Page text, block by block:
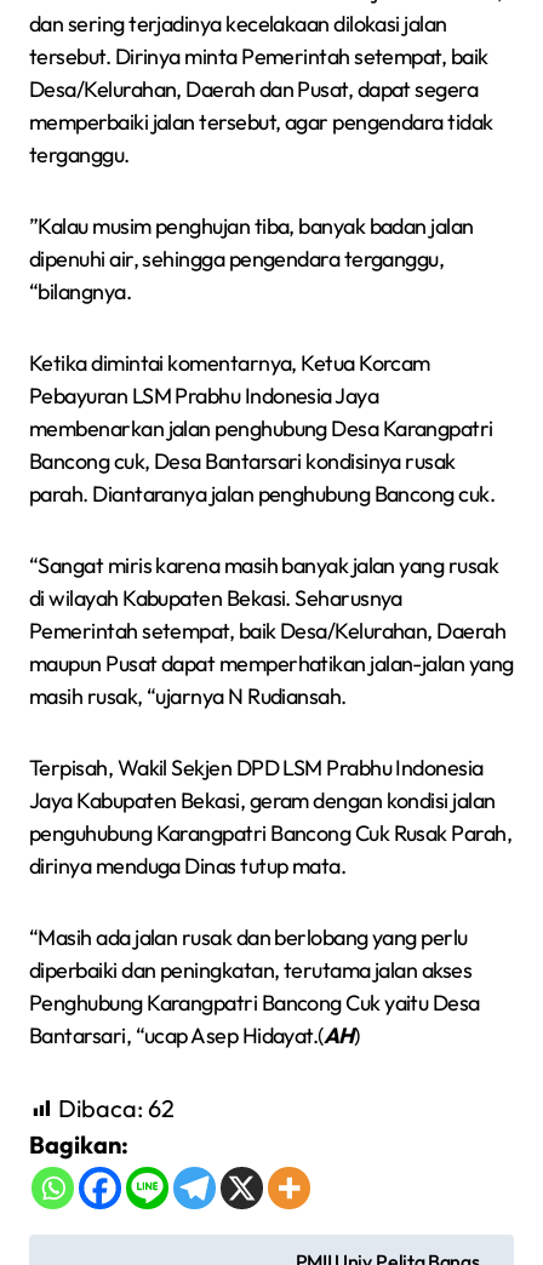
dan sering terjadinya kecelakaan dilokasi jalan
tersebut. Dirinya minta Pemerintah setempat, baik
Desa/Kelurahan, Daerah dan Pusat, dapat segera
memperbaiki jalan tersebut, agar pengendara tidak
terganggu.
”Kalau musim penghujan tiba, banyak badan jalan
dipenuhi air, sehingga pengendara terganggu,
“bilangnya.
Ketika dimintai komentarnya, Ketua Korcam
Pebayuran LSM Prabhu Indonesia Jaya
membenarkan jalan penghubung Desa Karangpatri
Bancong cuk, Desa Bantarsari kondisinya rusak
parah. Diantaranya jalan penghubung Bancong cuk.
“Sangat miris karena masih banyak jalan yang rusak
di wilayah Kabupaten Bekasi. Seharusnya
Pemerintah setempat, baik Desa/Kelurahan, Daerah
maupun Pusat dapat memperhatikan jalan-jalan yang
masih rusak, “ujarnya N Rudiansah.
Terpisah, Wakil Sekjen DPD LSM Prabhu Indonesia
Jaya Kabupaten Bekasi, geram dengan kondisi jalan
penguhubung Karangpatri Bancong Cuk Rusak Parah,
dirinya menduga Dinas tutup mata.
“Masih ada jalan rusak dan berlobang yang perlu
diperbaiki dan peningkatan, terutama jalan akses
Penghubung Karangpatri Bancong Cuk yaitu Desa
Bantarsari, “ucap Asep Hidayat.(AH)
Dibaca: 62
Bagikan: